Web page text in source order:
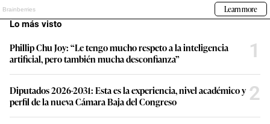
Lo más visto
Phillip Chu Joy: “Le tengo mucho respeto a la inteligencia
artificial, pero también mucha desconfianza”
1
Diputados 2026-2031: Esta es la experiencia, nivel académico y
perfil de la nueva Cámara Baja del Congreso
2